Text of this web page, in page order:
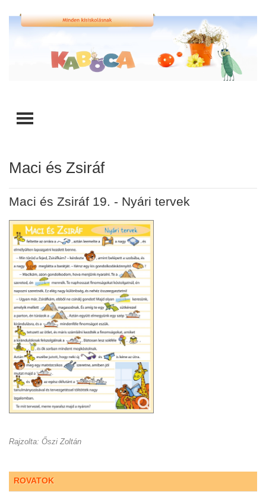
TOGGLE MENU
Maci és Zsiráf
Maci és Zsiráf 19. - Nyári tervek
Rajzolta: Őszi Zoltán
ROVATOK